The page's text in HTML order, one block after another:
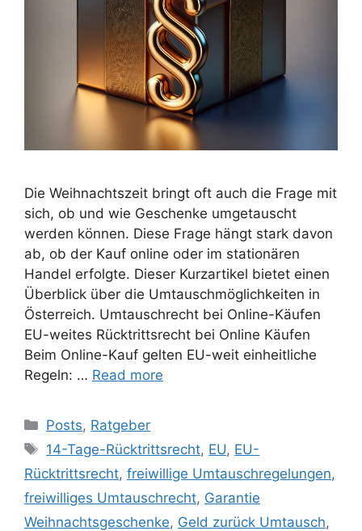
Die Weihnachtszeit bringt oft auch die Frage mit
sich, ob und wie Geschenke umgetauscht
werden können. Diese Frage hängt stark davon
ab, ob der Kauf online oder im stationären
Handel erfolgte. Dieser Kurzartikel bietet einen
Überblick über die Umtauschmöglichkeiten in
Österreich. Umtauschrecht bei Online-Käufen
EU-weites Rücktrittsrecht bei Online Käufen
Beim Online-Kauf gelten EU-weit einheitliche
Regeln: … Read more
Posts, Ratgeber
14-Tage-Rücktrittsrecht, EU, EU-
Rücktrittsrecht, freiwillige Umtauschregelungen,
freiwilliges Umtauschrecht, Garantie
Weihnachtsgeschenke, Geld zurück Umtausch,